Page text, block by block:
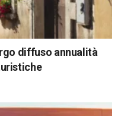
diffuso annualità